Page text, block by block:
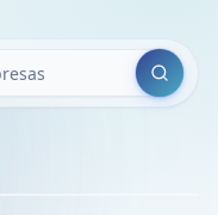
Buscar